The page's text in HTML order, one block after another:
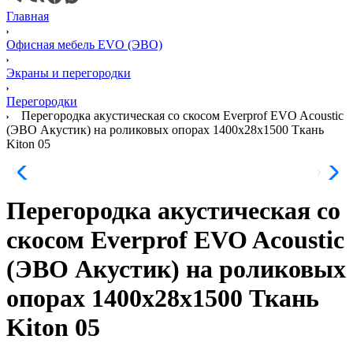
Главная
Офисная мебель EVO (ЭВО)
Экраны и перегородки
Перегородки
Перегородка акустическая со скосом Everprof EVO Acoustic
(ЭВО Акустик) на роликовых опорах 1400х28х1500 Ткань
Kiton 05
Перегородка акустическая со
скосом Everprof EVO Acoustic
(ЭВО Акустик) на роликовых
опорах 1400х28х1500 Ткань
Kiton 05